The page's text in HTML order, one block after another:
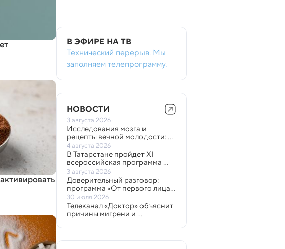
В ЭФИРЕ НА ТВ
Технический перерыв. Мы
заполняем телепрограмму.
НОВОСТИ
3 августа 2026
Исследования мозга и
рецепты вечной молодости:
объявлен лонг-лист премии
«Здравомыслие»
4 августа 2026
В Татарстане пройдет XI
всероссийская программа
«Все просто»
3 августа 2026
Доверительный разговор:
программа «От первого лица»
в эфире телеканала «Доктор»
30 июля 2026
Телеканал «Доктор» объяснит
причины мигрени и